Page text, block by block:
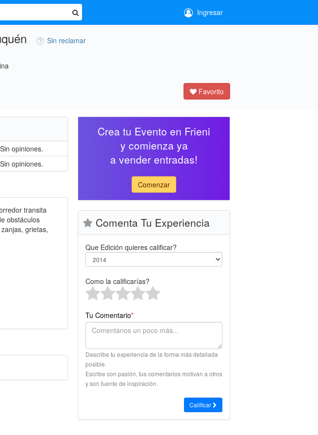
Ingresar
Sin reclamar
Favorito
Sin opiniones.
Sin opiniones.
transita
obstáculos
grietas,
Crea tu Evento en Frieni
y comienza ya
a vender entradas!
Comenzar
Comenta Tu Experiencia
Que Edición quieres calificar?
Como la calificarías?
Tu Comentario*
Describe tu experiencia de la forma más detallada
posible.
Escribe con pasión, tus comentarios motivan a otros
y son fuente de inspiración.
Calificar